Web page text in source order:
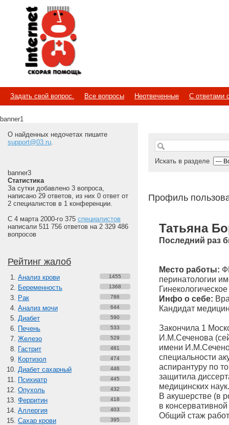
Internet
Скорая помощь
Задать свой вопрос. Все вопросы Неотвеченные С ответами
banner1
О найденных недочетах пишите
support@03.ru.
banner3
Статистика
За сутки добавлено 3 вопроса,
написано 29 ответов, из них 0 ответ от
2 специалистов в 1 конференции.
С 4 марта 2000-го 375 специалистов
написали 511 756 ответов на 2 329 486
вопросов
Рейтинг жалоб
Анализ крови 1455
Беременность 1368
Рак 786
Анализ мочи 644
Диабет 590
Печень 533
Железо 529
Гастрит 481
Кортизол 474
Диабет сахарный 446
Психиатр 445
Опухоль 432
Ферритин 418
Аллергия 403
Сахар крови 395
Искать в разделе
Профиль
Татьяна
Последний раз
Место работы:
перинатологии
Инфо о себе:
Кандидат
Закончила 1
И.М.Сеченова
имени
специальности
аспирантуру по
защитила
медицинских наук.
В акушерстве (в
в консервативной
Общий стаж